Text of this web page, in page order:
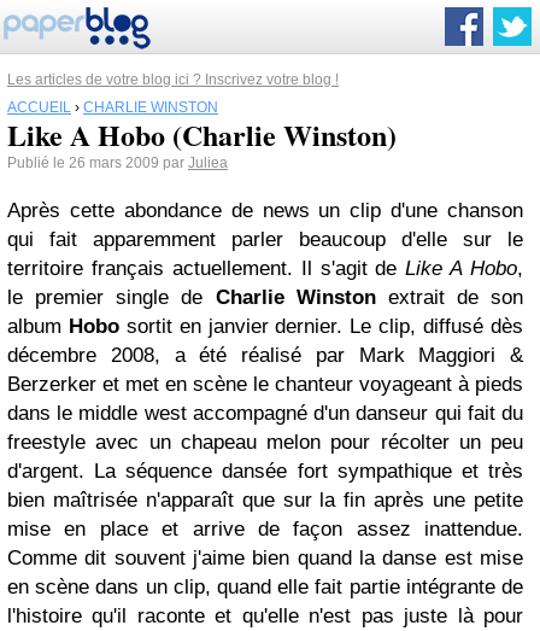
Les articles de votre blog ici ? Inscrivez votre blog !
ACCUEIL › CHARLIE WINSTON
Like A Hobo (Charlie Winston)
Publié le 26 mars 2009 par Juliea
Après cette abondance de news un clip d'une chanson
qui fait apparemment parler beaucoup d'elle sur le
territoire français actuellement. Il s'agit deLike A Hobo,
le premier single de Charlie Winstonextrait de son
album Hobosortit en janvier dernier. Le clip, diffusé dès
décembre 2008, a été réalisé par Mark Maggiori &
Berzerker et met en scène le chanteur voyageant à pieds
dans le middle west accompagné d'un danseur qui fait du
freestyle avec un chapeau melon pour récolter un peu
d'argent. La séquence dansée fort sympathique et très
bien maîtrisée n'apparaît que sur la fin après une petite
mise en place et arrive de façon assez inattendue.
Comme dit souvent j'aime bien quand la danse est mise
en scène dans un clip, quand elle fait partie intégrante de
l'histoire qu'il raconte et qu'elle n'est pas juste là pour